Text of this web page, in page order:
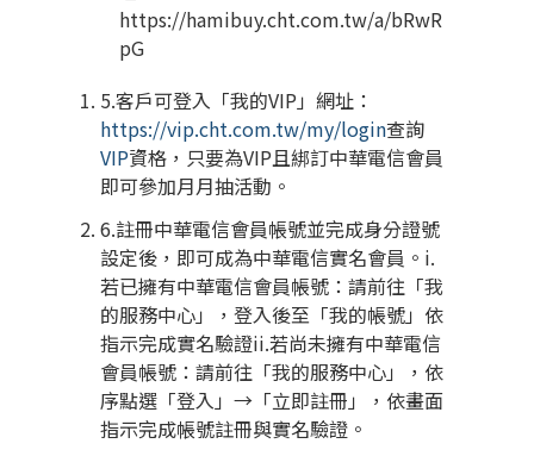
https://hamibuy.cht.com.tw/a/bRwR
pG
5.客戶可登入「我的VIP 」網址：
https://vip.cht.com.tw/my/login查詢
VIP資格，只要為VIP且綁訂中華電信會員
即可參加月月抽活動。
6.註冊中華電信會員帳號並完成身分證號
設定後，即可成為中華電信實名會員。 i.
若已擁有中華電信會員帳號：請前往「我
的服務中心」，登入後至「我的帳號」依
指示完成實名驗證ii.若尚未擁有中華電信
會員帳號：請前往「我的服務中心」，依
序點選「登入」 → 「立即註冊」，依畫面
指示完成帳號註冊與實名驗證。